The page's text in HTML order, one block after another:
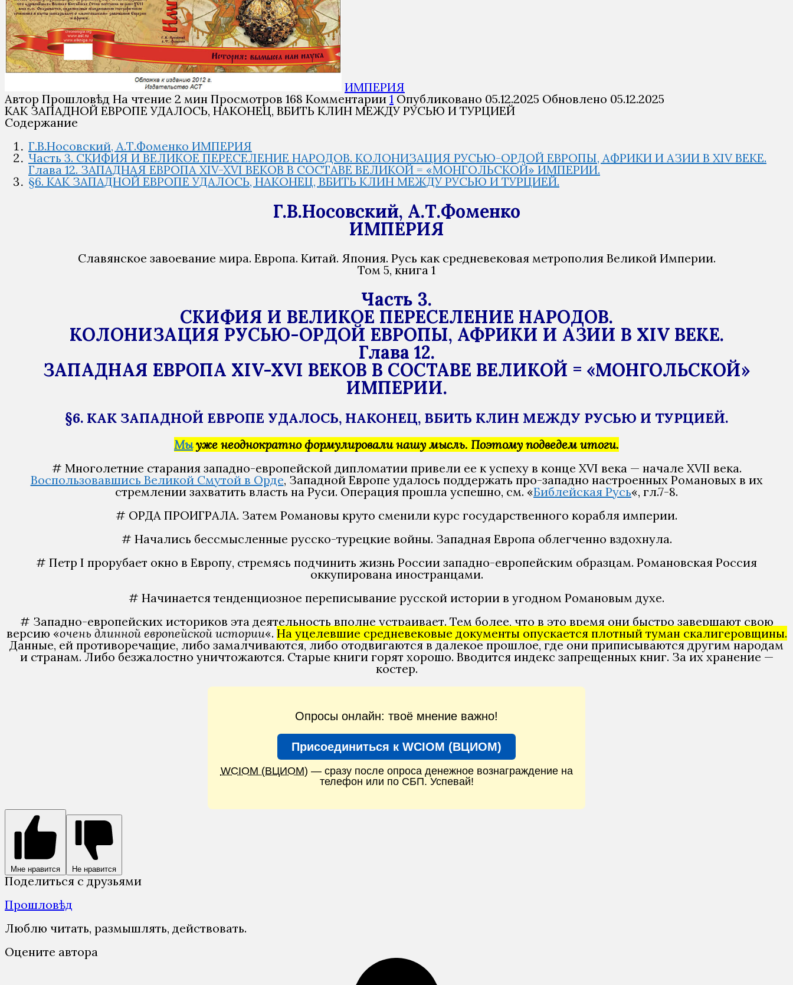
ИМПЕРИЯ
Автор Прошловѣд На чтение 2 мин Просмотров 168 Комментарии 1 Опубликовано 05.12.2025 Обновлено 05.12.2025
КАК ЗАПАДНОЙ ЕВРОПЕ УДАЛОСЬ, НАКОНЕЦ, ВБИТЬ КЛИН МЕЖДУ РУСЬЮ И ТУРЦИЕЙ
Содержание
Г.В.Носовский, А.Т.Фоменко ИМПЕРИЯ
Часть 3. СКИФИЯ И ВЕЛИКОЕ ПЕРЕСЕЛЕНИЕ НАРОДОВ. КОЛОНИЗАЦИЯ РУСЬЮ-ОРДОЙ ЕВРОПЫ, АФРИКИ И АЗИИ В XIV ВЕКЕ.
Глава 12. ЗАПАДНАЯ ЕВРОПА XIV-XVI ВЕКОВ В СОСТАВЕ ВЕЛИКОЙ = «МОНГОЛЬСКОЙ» ИМПЕРИИ.
§6. КАК ЗАПАДНОЙ ЕВРОПЕ УДАЛОСЬ, НАКОНЕЦ, ВБИТЬ КЛИН МЕЖДУ РУСЬЮ И ТУРЦИЕЙ.
Г.В.Носовский, А.Т.Фоменко
ИМПЕРИЯ
Славянское завоевание мира. Европа. Китай. Япония. Русь как средневековая метрополия Великой Империи.
Том 5, книга 1
Часть 3.
СКИФИЯ И ВЕЛИКОЕ ПЕРЕСЕЛЕНИЕ НАРОДОВ.
КОЛОНИЗАЦИЯ РУСЬЮ-ОРДОЙ ЕВРОПЫ, АФРИКИ И АЗИИ В XIV ВЕКЕ.
Глава 12.
ЗАПАДНАЯ ЕВРОПА XIV-XVI ВЕКОВ В СОСТАВЕ ВЕЛИКОЙ = «МОНГОЛЬСКОЙ»
ИМПЕРИИ.
§6. КАК ЗАПАДНОЙ ЕВРОПЕ УДАЛОСЬ, НАКОНЕЦ, ВБИТЬ КЛИН МЕЖДУ РУСЬЮ И ТУРЦИЕЙ.
Мыуже неоднократно формулировали нашу мысль. Поэтому подведем итоги.
# Многолетние старания западно-европейской дипломатии привели ее к успеху в конце XVI века — начале XVII века.
Воспользовавшись Великой Смутой в Орде, Западной Европе удалось поддержать про-западно настроенных Романовых в их
стремлении захватить власть на Руси. Операция прошла успешно, см. «Библейская Русь«, гл.7-8.
# ОРДА ПРОИГРАЛА. Затем Романовы круто сменили курс государственного корабля империи.
# Начались бессмысленные русско-турецкие войны. Западная Европа облегченно вздохнула.
# Петр I прорубает окно в Европу, стремясь подчинить жизнь России западно-европейским образцам. Романовская Россия
оккупирована иностранцами.
# Начинается тенденциозное переписывание русской истории в угодном Романовым духе.
# Западно-европейских историков эта деятельность вполне устраивает. Тем более, что в это время они быстро завершают свою
версию «очень длинной европейской истории«. На уцелевшие средневековые документы опускается плотный туман скалигеровщины.
Данные, ей противоречащие, либо замалчиваются, либо отодвигаются в далекое прошлое, где они приписываются другим народам
и странам. Либо безжалостно уничтожаются. Старые книги горят хорошо. Вводится индекс запрещенных книг. За их хранение —
костер.
Опросы онлайн: твоё мнение важно!
Присоединиться к WCIOM (ВЦИОМ)
WCIOM (ВЦИОМ) — сразу после опроса денежное вознаграждение на
телефон или по СБП. Успевай!
Мне нравится Не нравится
Поделиться с друзьями
Прошловѣд
Люблю читать, размышлять, действовать.
Оцените автора